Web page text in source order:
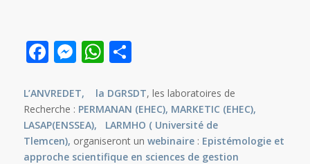
Facebook
Messenger
WhatsApp
Partager
L’ANVREDET, la DGRSDT, les laboratoires de
Recherche : PERMANAN (EHEC), MARKETIC (EHEC),
LASAP(ENSSEA), LARMHO ( Université de
Tlemcen), organiseront un webinaire : Epistémologie et
approche scientifique en sciences de gestion